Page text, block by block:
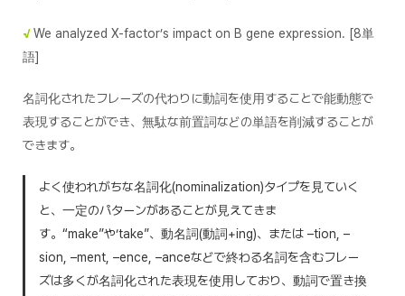
√We analyzed X-factor’s impact on B gene expression. [8単
語]
名詞化されたフレーズの代わりに動詞を使用することで能動態で
表現することができ、無駄な前置詞などの単語を削減することが
できます。
よく使われがちな名詞化(nominalization)タイプを見ていく
と、一定のパターンがあることが見えてきま
す。“make”や‘take”、動名詞(動詞+ing)、または –tion, –
sion, –ment, –ence, –anceなどで終わる名詞を含むフレー
ズは多くが名詞化された表現を使用しており、動詞で置き換